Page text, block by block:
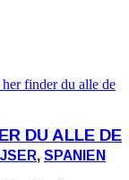
DU ALLE DE
, SPANIEN